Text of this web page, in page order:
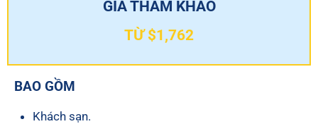
GIÁ THAM KHẢO
TỪ $1,762
BAO GỒM
Khách sạn.